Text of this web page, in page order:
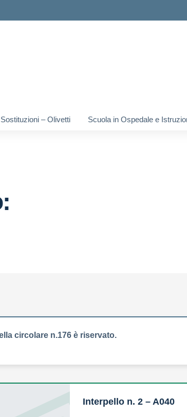
Sostituzioni – Olivetti Scuola in Ospedale e
circolare n.176 è riservato.
Interpello n. 2 – A040